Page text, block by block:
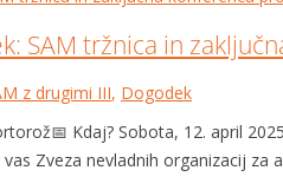
SAM tržnica in
z drugimi III, Dogodek
Kdaj? Sobota, 12. april
Zveza nevladnih organizacij za